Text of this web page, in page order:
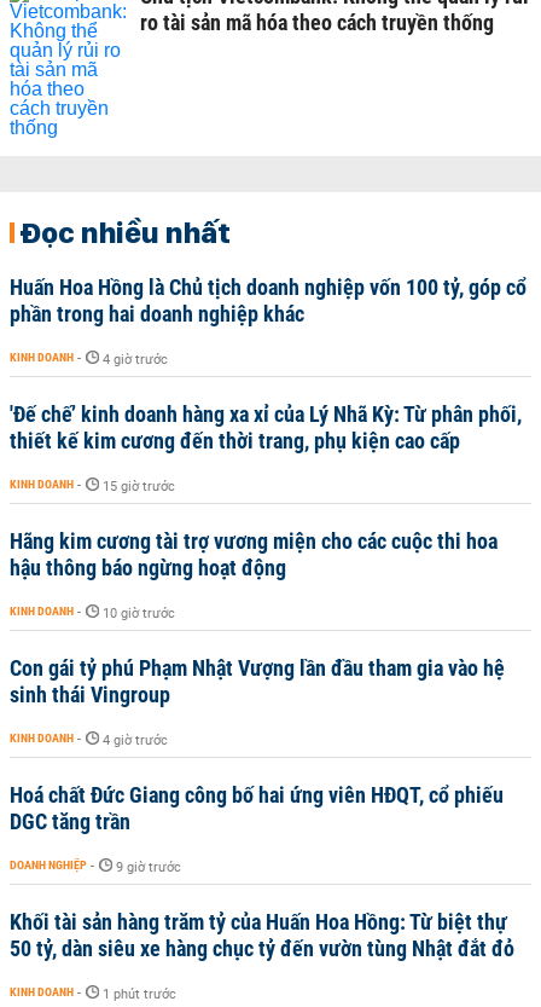
ro tài sản mã hóa theo cách truyền thống
Đọc nhiều nhất
Huấn Hoa Hồng là Chủ tịch doanh nghiệp vốn 100 tỷ, góp cổ
phần trong hai doanh nghiệp khác
KINH DOANH - 4 giờ trước
'Đế chế’ kinh doanh hàng xa xỉ của Lý Nhã Kỳ: Từ phân phối,
thiết kế kim cương đến thời trang, phụ kiện cao cấp
KINH DOANH - 15 giờ trước
Hãng kim cương tài trợ vương miện cho các cuộc thi hoa
hậu thông báo ngừng hoạt động
KINH DOANH - 10 giờ trước
Con gái tỷ phú Phạm Nhật Vượng lần đầu tham gia vào hệ
sinh thái Vingroup
KINH DOANH - 4 giờ trước
Hoá chất Đức Giang công bố hai ứng viên HĐQT, cổ phiếu
DGC tăng trần
DOANH NGHIỆP - 9 giờ trước
Khối tài sản hàng trăm tỷ của Huấn Hoa Hồng: Từ biệt thự
50 tỷ, dàn siêu xe hàng chục tỷ đến vườn tùng Nhật đắt đỏ
KINH DOANH - 1 phút trước